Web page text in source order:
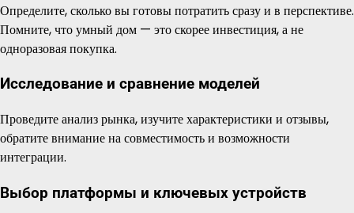
Определите, сколько вы готовы потратить сразу и в перспективе.
Помните, что умный дом — это скорее инвестиция, а не
одноразовая покупка.
Исследование и сравнение моделей
Проведите анализ рынка, изучите характеристики и отзывы,
обратите внимание на совместимость и возможности
интеграции.
Выбор платформы и ключевых устройств